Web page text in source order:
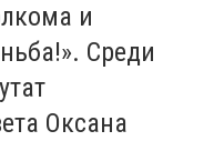
и
Среди
Оксана